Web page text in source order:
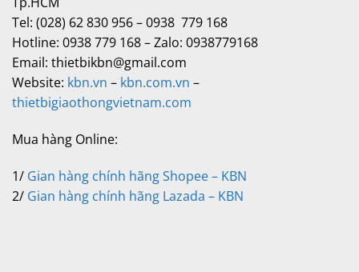
Tel: (028) 62 830 956 – 0938 779 168
Hotline: 0938 779 168 – Zalo: 0938779168
Email: thietbikbn@gmail.com
Website: kbn.vn – kbn.com.vn –
thietbigiaothongvietnam.com
Mua hàng Online:
1/ Gian hàng chính hãng Shopee – KBN
2/ Gian hàng chính hãng Lazada – KBN